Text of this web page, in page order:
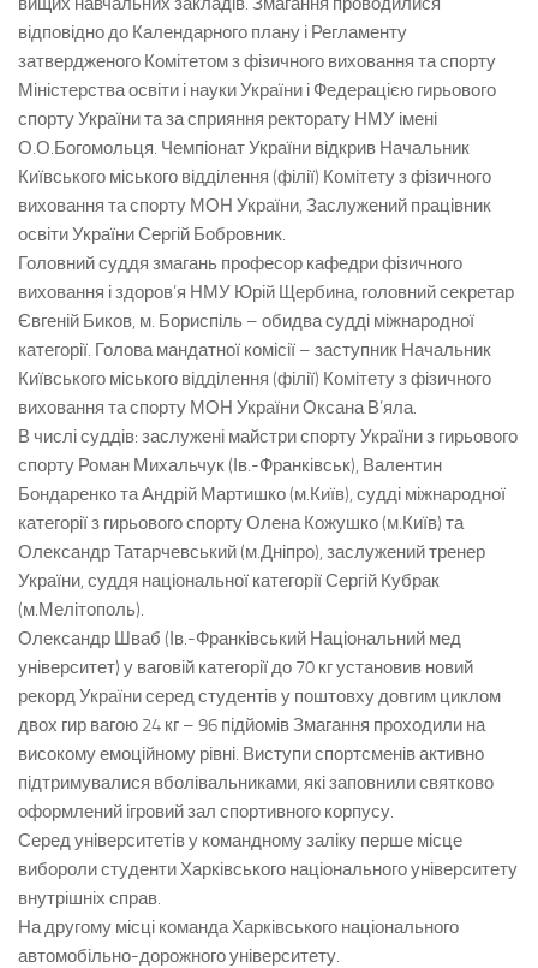
відповідно до Календарного плану і Регламенту
затвердженого Комітетом з фізичного виховання та спорту
Міністерства освіти і науки України і Федерацією гирьового
спорту України та за сприяння ректорату НМУ імені
О.О.Богомольця. Чемпіонат України відкрив Начальник
Київського міського відділення (філії) Комітету з фізичного
виховання та спорту МОН України, Заслужений працівник
освіти України Сергій Бобровник.
Головний суддя змагань професор кафедри фізичного
виховання і здоров’я НМУ Юрій Щербина, головний секретар
Євгеній Биков, м. Бориспіль – обидва судді міжнародної
категорії. Голова мандатної комісії – заступник Начальник
Київського міського відділення (філії) Комітету з фізичного
виховання та спорту МОН України Оксана В’яла.
В числі суддів: заслужені майстри спорту України з гирьового
спорту Роман Михальчук (Ів.-Франківськ), Валентин
Бондаренко та Андрій Мартишко (м.Київ), судді міжнародної
категорії з гирьового спорту Олена Кожушко (м.Київ) та
Олександр Татарчевський (м.Дніпро), заслужений тренер
України, суддя національної категорії Сергій Кубрак
(м.Мелітополь).
Олександр Шваб (Ів.-Франківський Національний мед
університет) у ваговій категорії до 70 кг установив новий
рекорд України серед студентів у поштовху довгим циклом
двох гир вагою 24 кг – 96 підйомів Змагання проходили на
високому емоційному рівні. Виступи спортсменів активно
підтримувалися вболівальниками, які заповнили святково
оформлений ігровий зал спортивного корпусу.
Серед університетів у командному заліку перше місце
вибороли студенти Харківського національного університету
внутрішніх справ.
На другому місці команда Харківського національного
автомобільно-дорожного університету.